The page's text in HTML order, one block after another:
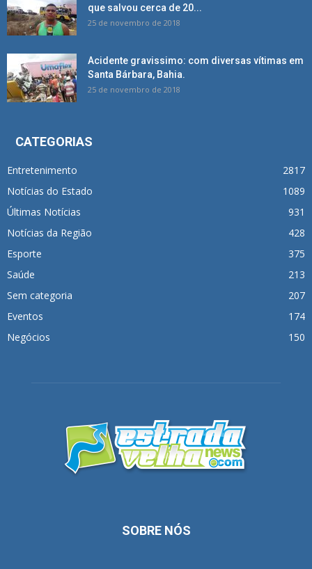
que salvou cerca de 20...
25 de novembro de 2018
Acidente gravissimo: com diversas vítimas em
Santa Bárbara, Bahia.
25 de novembro de 2018
CATEGORIAS
Entretenimento
2817
Notícias do Estado
1089
Últimas Notícias
931
Notícias da Região
428
Esporte
375
Saúde
213
Sem categoria
207
Eventos
174
Negócios
150
SOBRE NÓS